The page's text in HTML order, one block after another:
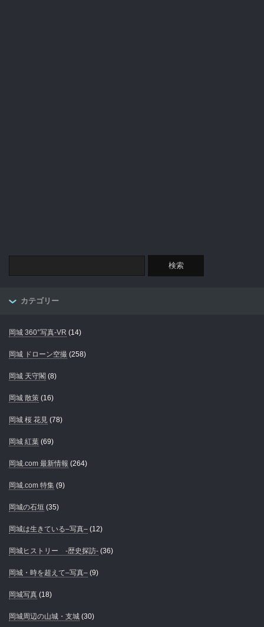
カテゴリー
岡城 360°写真-VR (14)
岡城 ドローン空撮 (258)
岡城 天守閣 (8)
岡城 散策 (16)
岡城 桜 花見 (78)
岡城 紅葉 (69)
岡城.com 最新情報 (264)
岡城.com 特集 (9)
岡城の石垣 (35)
岡城は生きている–写真– (12)
岡城ヒストリー -歴史探訪- (36)
岡城・時を超えて–写真– (9)
岡城写真 (18)
岡城周辺の山城・支城 (30)